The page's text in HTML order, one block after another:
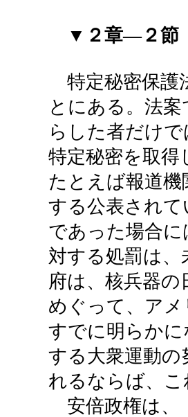
▼２章―２節
特定秘密保護
とにある。法
らした者だけ
特定秘密を取
たとえば報道
する公表され
であった場合
対する処罰は
府は、核兵器
めぐって、ア
すでに明らか
する大衆運動
れるならば、
安倍政権は、